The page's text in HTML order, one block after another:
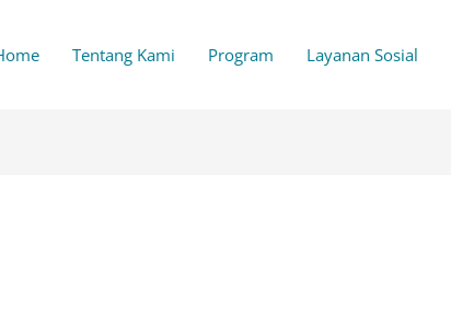
Tentang Kami Program Layanan Sosial